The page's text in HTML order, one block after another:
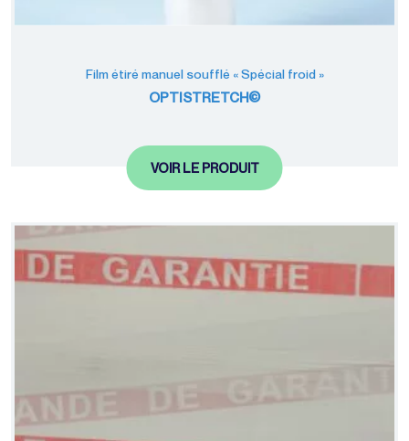
Film étiré manuel soufflé « Spécial froid »
OPTISTRETCH©
VOIR LE PRODUIT